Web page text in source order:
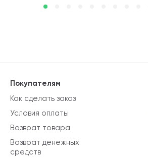
Покупателям
Как сделать заказ
Условия оплаты
Возврат товара
Возврат денежных
средств